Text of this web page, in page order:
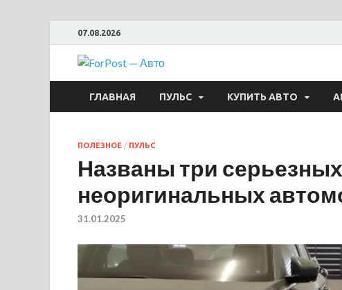
07.08.2026
ForPost —
ГЛАВНАЯ ПУЛЬС КУПИТЬ АВТО
ПОЛЕЗНОЕ / ПУЛЬС
Названы три
неоригинальных
31.01.2025